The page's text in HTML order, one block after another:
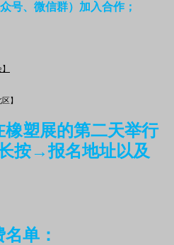
号、微信群）加入合作；
】
橡塑展的第二天举行
长按→报名地址以及
单：